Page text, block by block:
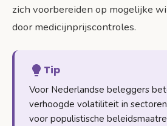
zich voorbereiden op mogelijke
door medicijnprijscontroles.
Tip
Voor Nederlandse beleggers
verhoogde volatiliteit in
voor populistische